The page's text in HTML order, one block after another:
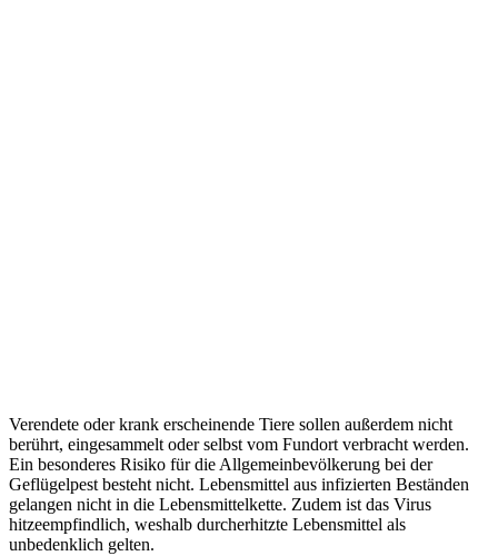
Verendete oder krank erscheinende Tiere sollen außerdem nicht
berührt, eingesammelt oder selbst vom Fundort verbracht werden.
Ein besonderes Risiko für die Allgemeinbevölkerung bei der
Geflügelpest besteht nicht. Lebensmittel aus infizierten Beständen
gelangen nicht in die Lebensmittelkette. Zudem ist das Virus
hitzeempfindlich, weshalb durcherhitzte Lebensmittel als
unbedenklich gelten.